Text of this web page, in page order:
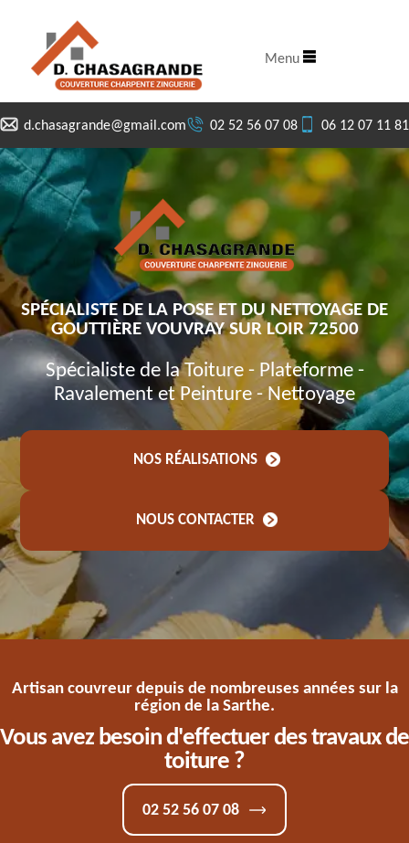
d.chasagrande@gmail.com 02 52 56 07 08 06 12 07 11 81
Menu
SPÉCIALISTE DE LA POSE ET DU NETTOYAGE DE
GOUTTIÈRE VOUVRAY SUR LOIR 72500
Spécialiste de la Toiture - Plateforme -
Ravalement et Peinture - Nettoyage
NOS RÉALISATIONS
NOUS CONTACTER
Artisan couvreur depuis de nombreuses années sur la
région de la Sarthe.
Vous avez besoin d'effectuer des travaux de
toiture ?
02 52 56 07 08